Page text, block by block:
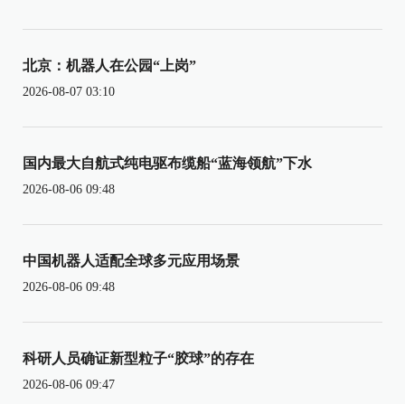
北京：机器人在公园“上岗”
2026-08-07 03:10
国内最大自航式纯电驱布缆船“蓝海领航”下水
2026-08-06 09:48
中国机器人适配全球多元应用场景
2026-08-06 09:48
科研人员确证新型粒子“胶球”的存在
2026-08-06 09:47